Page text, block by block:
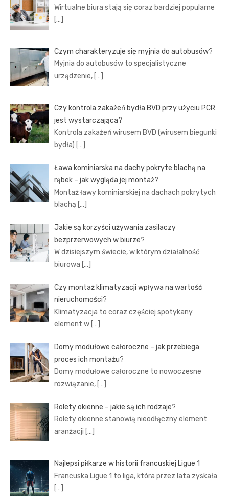
Wirtualne biura stają się coraz bardziej popularne
[…]
Czym charakteryzuje się myjnia do autobusów?
Myjnia do autobusów to specjalistyczne
urządzenie, […]
Czy kontrola zakażeń bydła BVD przy użyciu PCR
jest wystarczająca?
Kontrola zakażeń wirusem BVD (wirusem biegunki
bydła) […]
Ława kominiarska na dachy pokryte blachą na
rąbek – jak wygląda jej montaż?
Montaż ławy kominiarskiej na dachach pokrytych
blachą […]
Jakie są korzyści używania zasilaczy
bezprzerwowych w biurze?
W dzisiejszym świecie, w którym działalność
biurowa […]
Czy montaż klimatyzacji wpływa na wartość
nieruchomości?
Klimatyzacja to coraz częściej spotykany
element w […]
Domy modułowe całoroczne – jak przebiega
proces ich montażu?
Domy modułowe całoroczne to nowoczesne
rozwiązanie, […]
Rolety okienne – jakie są ich rodzaje?
Rolety okienne stanowią nieodłączny element
aranżacji […]
Najlepsi piłkarze w historii francuskiej Ligue 1
Francuska Ligue 1 to liga, która przez lata zyskała
[…]